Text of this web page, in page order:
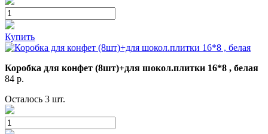
Купить
Коробка для конфет (8шт)+для шокол.плитки 16*8 , белая
84 р.
Осталось 3 шт.